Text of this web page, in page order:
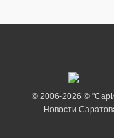
© 2006-2026 ©
Новости